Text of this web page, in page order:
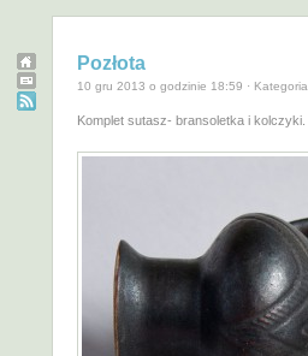
Pozłota
10 gru 2013 o godzinie 18:59 · Kategoria
Komplet sutasz- bransoletka i kolczyki.